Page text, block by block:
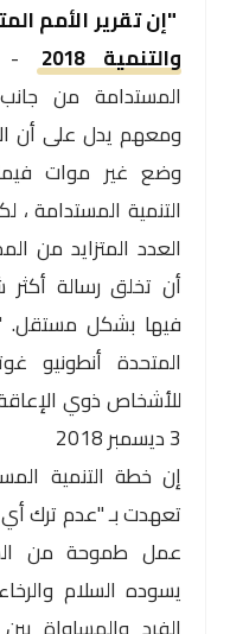
"إن تقرير الأمم
والتنمية 2018
-
المستدامة من
ومعهم يدل على أن
وضع غير موات
التنمية المستدامة
العدد المتزايد من
أن تخلق رسالة
فيها بشكل مستقل.
المتحدة أنطونيو
للأشخاص ذوي
3 ديسمبر 2018
تعهدت بـ "عدم ترك
عمل طموحة من
يسوده السلام